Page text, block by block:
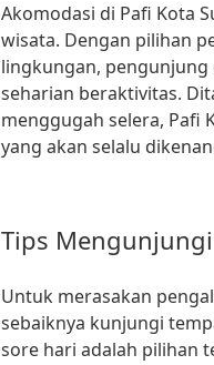
Akomodasi di Pafi Kota
wisata. Dengan pilihan
lingkungan,
seharian beraktivitas.
menggugah selera, Pafi
yang akan selalu
Tips
Untuk merasakan
sebaiknya kunjungi
sore hari adalah pilihan